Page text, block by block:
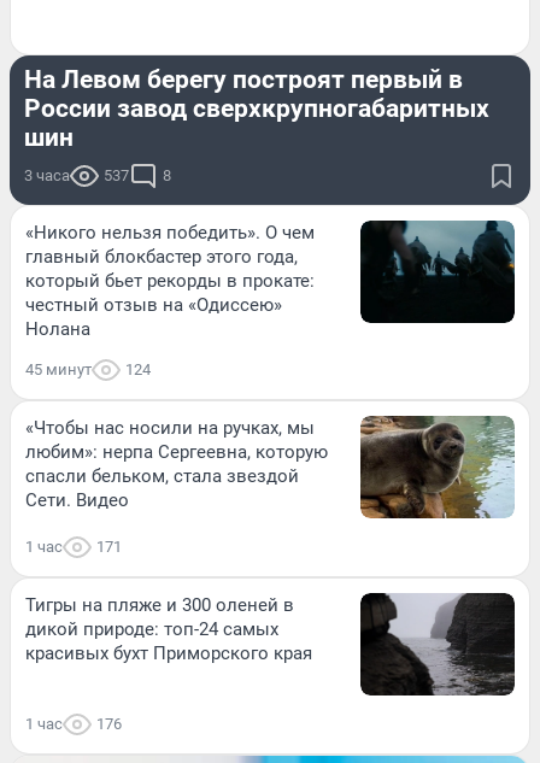
На Левом берегу построят первый в
России завод сверхкрупногабаритных
шин
3 часа 537 8
«Никого нельзя победить». О чем
главный блокбастер этого года,
который бьет рекорды в прокате:
честный отзыв на «Одиссею»
Нолана
45 минут 124
«Чтобы нас носили на ручках, мы
любим»: нерпа Сергеевна, которую
спасли бельком, стала звездой
Сети. Видео
1 час 171
Тигры на пляже и 300 оленей в
дикой природе: топ-24 самых
красивых бухт Приморского края
1 час 176